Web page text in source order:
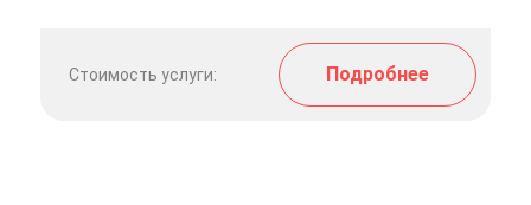
Стоимость услуги: Подробнее